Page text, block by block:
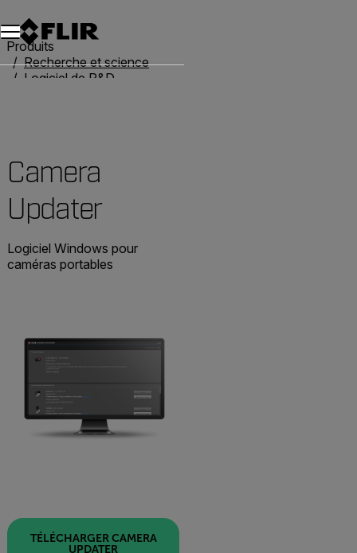
Unread messages
Modèle
Supprimer
articles
article
Ajouter au panier
Ajouté au panier
Produits
Recherche et science
Logiciel de R&D
Camera
Updater
Logiciel Windows pour
caméras portables
TÉLÉCHARGER CAMERA
UPDATER